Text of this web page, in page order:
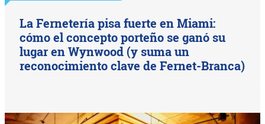
La Fernetería pisa fuerte en Miami:
cómo el concepto porteño se ganó su
lugar en Wynwood (y suma un
reconocimiento clave de Fernet-Branca)